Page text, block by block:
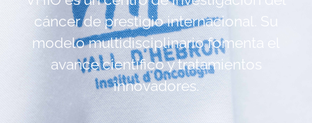
cáncer de prestigio internacional. Su
modelo multidisciplinario fomenta el
avance científico y tratamientos
innovadores.